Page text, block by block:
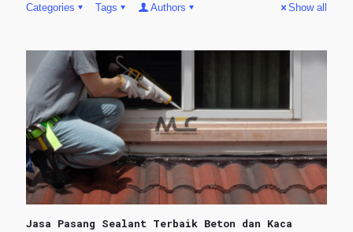
Categories Tags Authors Show all
Jasa Pasang Sealant Terbaik Beton dan Kaca